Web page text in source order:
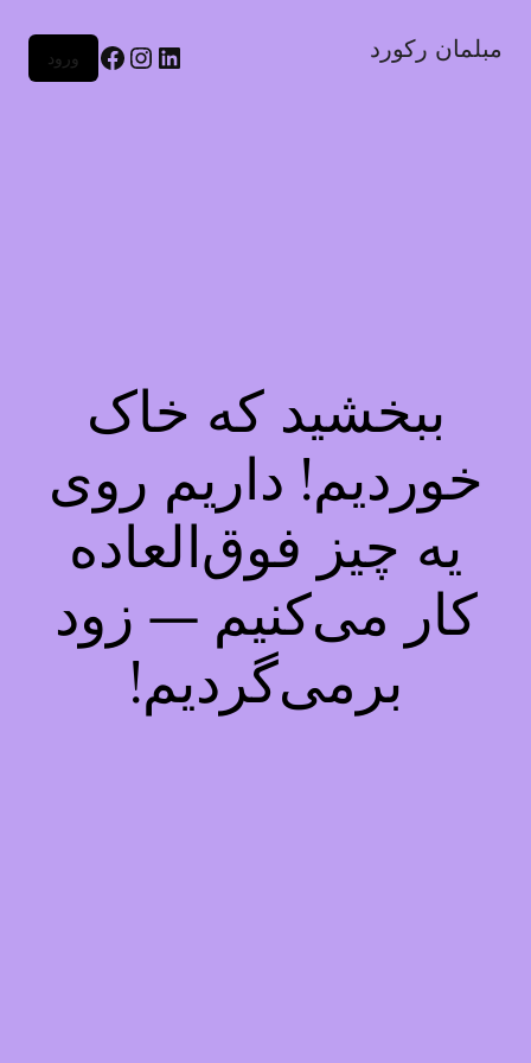
مبلمان رکورد لینکداین
اینستاگرم
فیس‌بوک
ورود
ببخشید که خاک
خوردیم! داریم روی
یه چیز فوق‌العاده
کار می‌کنیم — زود
برمی‌گردیم!